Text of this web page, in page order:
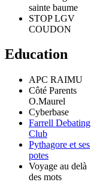
sainte baume
STOP LGV
COUDON
Education
APC RAIMU
Côté Parents
O.Maurel
Cyberbase
Farrell Debating
Club
Pythagore et ses
potes
Voyage au delà
des mots